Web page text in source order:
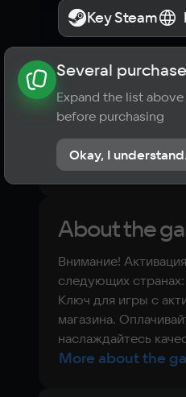
Key Steam
About the game
? Player
No reviews
About the
Внимание!
следующих
Ключ для игры с
магазина.
наслаждайтесь
More about the
Key Steam
Several
Expand the list
before purchasing
Okay, I understand.